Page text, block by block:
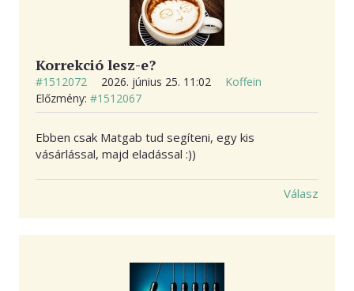
Korrekció lesz-e?
#1512072 2026. június 25. 11:02
Koffein
Előzmény: #1512067
Ebben csak Matgab tud segíteni, egy kis
vásárlással, majd eladással :))
Válasz